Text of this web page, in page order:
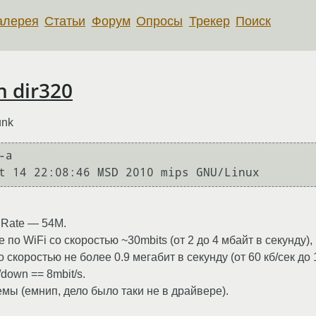
Статьи Форум Опросы Трекер Поиск
dir320
a
22:08:46 MSD 2010 mips GNU/Linux
Rate — 54M.
WiFi со скоростью ~30mbits (от 2 до 4 мбайт в
скоростью не более 0.9 мегабит в секунду (от 60 кб/сек до
== 8mbit/s.
(емнип, дело было таки не в драйвере).